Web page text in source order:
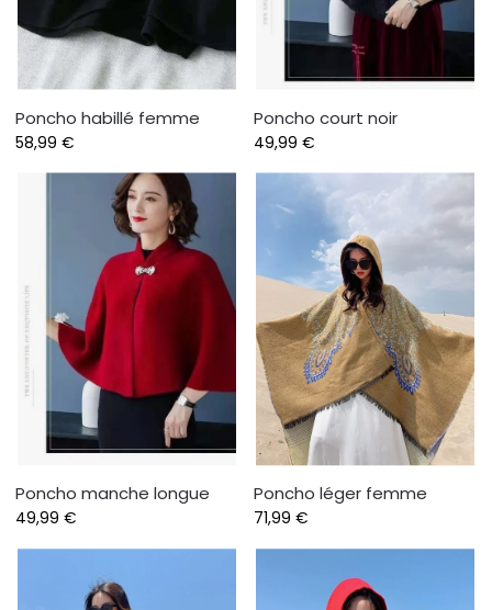
Poncho habillé femme
58,99 €
Poncho court noir
49,99 €
Poncho manche longue
49,99 €
Poncho léger femme
71,99 €